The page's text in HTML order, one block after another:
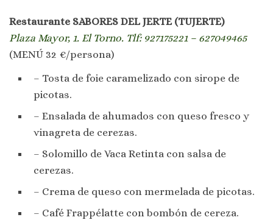
Restaurante SABORES DEL JERTE (TUJERTE)
Plaza Mayor, 1. El Torno. Tlf: 927175221 – 627049465
(MENÚ 32 €/persona)
– Tosta de foie caramelizado con sirope de
picotas.
– Ensalada de ahumados con queso fresco y
vinagreta de cerezas.
– Solomillo de Vaca Retinta con salsa de
cerezas.
– Crema de queso con mermelada de picotas.
– Café Frappélatte con bombón de cereza.